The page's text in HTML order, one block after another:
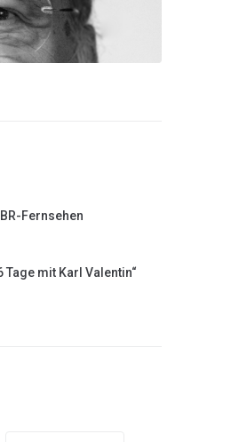
Fernsehen
Tage mit Karl Valentin“